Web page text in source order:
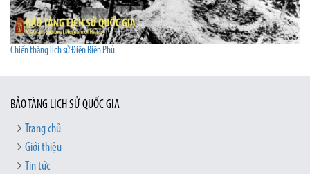
Chiến thắng lịch sử Điện Biên Phủ
BẢO TÀNG LỊCH SỬ QUỐC GIA
Trang chủ
Giới thiệu
Tin tức